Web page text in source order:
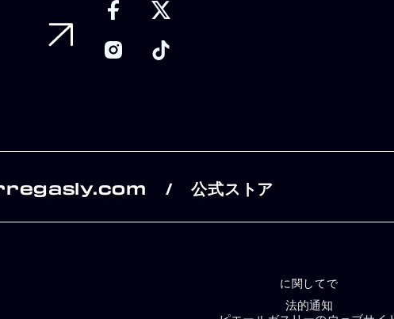
/ 公式ストア
に関してで
法的通知